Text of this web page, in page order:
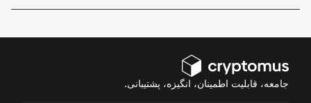
جامعه، قابلیت اطمینان، انگیزه، پشتیبانی.